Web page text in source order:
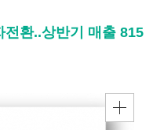
환..상반기 매출 815